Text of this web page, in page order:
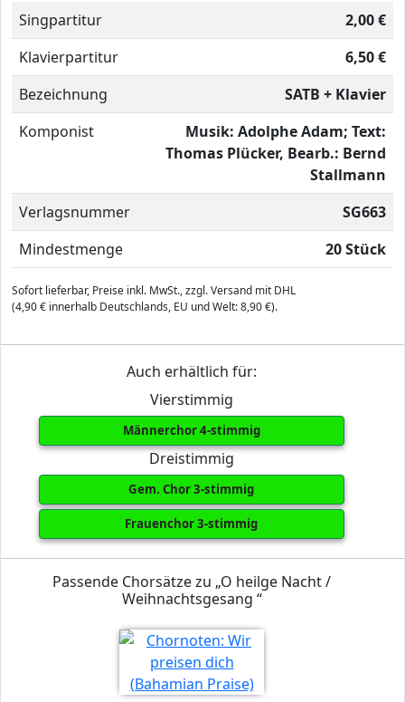
Singpartitur
2,00 €
Klavierpartitur
6,50 €
Bezeichnung
SATB + Klavier
Komponist
Musik: Adolphe Adam; Text:
Thomas Plücker, Bearb.: Bernd
Stallmann
Verlagsnummer
SG663
Mindestmenge
20 Stück
Sofort lieferbar, Preise inkl. MwSt., zzgl. Versand mit DHL
(4,90 € innerhalb Deutschlands, EU und Welt: 8,90 €).
Auch erhältlich für:
Vierstimmig
Männerchor 4-stimmig
Dreistimmig
Gem. Chor 3-stimmig
Frauenchor 3-stimmig
Passende Chorsätze zu „O heilge Nacht /
Weihnachtsgesang “